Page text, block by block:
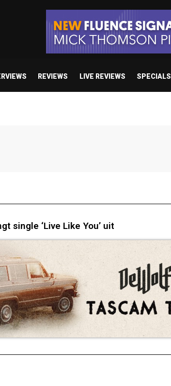
REVIEWS LIVE REVIEWS SPECIALS
single ‘Live Like You’ uit